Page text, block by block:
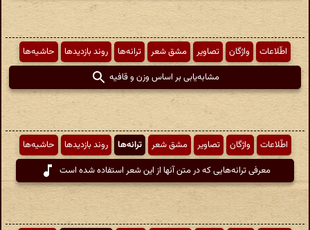
اطّلاعات واژگان تصاویر مشق شعر ترانه‌ها روند بازدیدها
حاشیه‌ها
مشابه‌یابی بر اساس وزن و قافیه
اطّلاعات واژگان تصاویر مشق شعر ترانه‌ها روند بازدیدها
حاشیه‌ها
معرفی ترانه‌هایی که در متن آنها از این شعر استفاده شده است